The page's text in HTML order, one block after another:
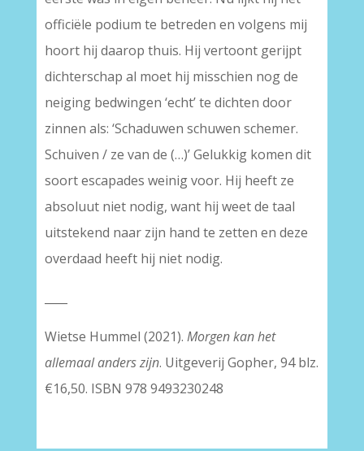
officiële podium te betreden en volgens mij
hoort hij daarop thuis. Hij vertoont gerijpt
dichterschap al moet hij misschien nog de
neiging bedwingen ‘echt’ te dichten door
zinnen als: ‘Schaduwen schuwen schemer.
Schuiven / ze van de (…)’ Gelukkig komen dit
soort escapades weinig voor. Hij heeft ze
absoluut niet nodig, want hij weet de taal
uitstekend naar zijn hand te zetten en deze
overdaad heeft hij niet nodig.
Wietse Hummel (2021). Morgen kan het
allemaal anders zijn. Uitgeverij Gopher, 94 blz.
€16,50. ISBN 978 9493230248